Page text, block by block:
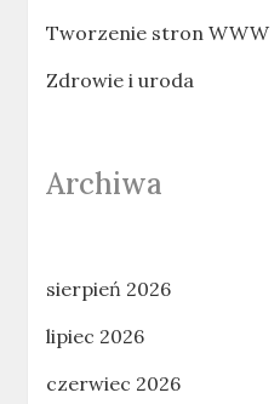
Tworzenie stron WWW
Zdrowie i uroda
Archiwa
sierpień 2026
lipiec 2026
czerwiec 2026